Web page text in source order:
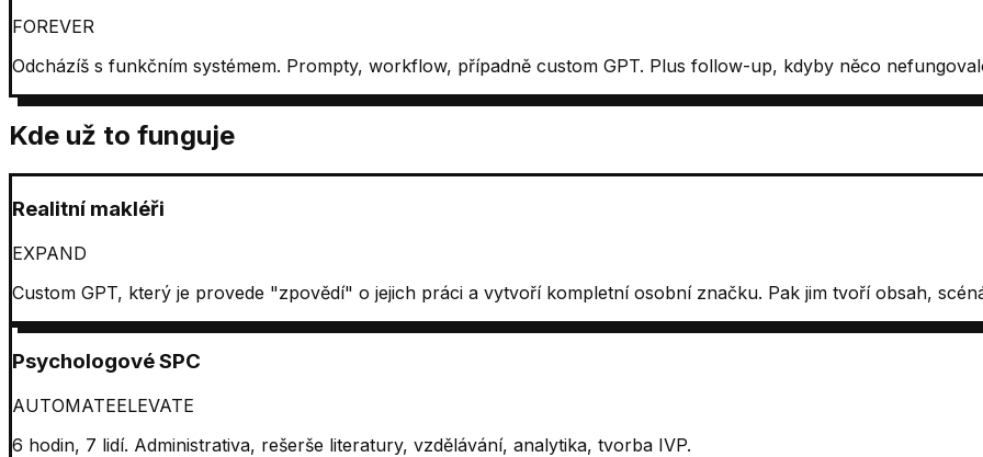
FOREVER
Odcházíš s funkčním systémem. Prompty, workflow, případně custom GPT. Plus follow-up, kdyby něco
Kde už to funguje
Realitní makléři
EXPAND
Custom GPT, který je provede "zpovědí" o jejich práci a vytvoří kompletní osobní značku. Pak jim tvoří obsah,
Psychologové SPC
AUTOMATEELEVATE
6 hodin, 7 lidí. Administrativa, rešerše literatury, vzdělávání, analytika, tvorba IVP.